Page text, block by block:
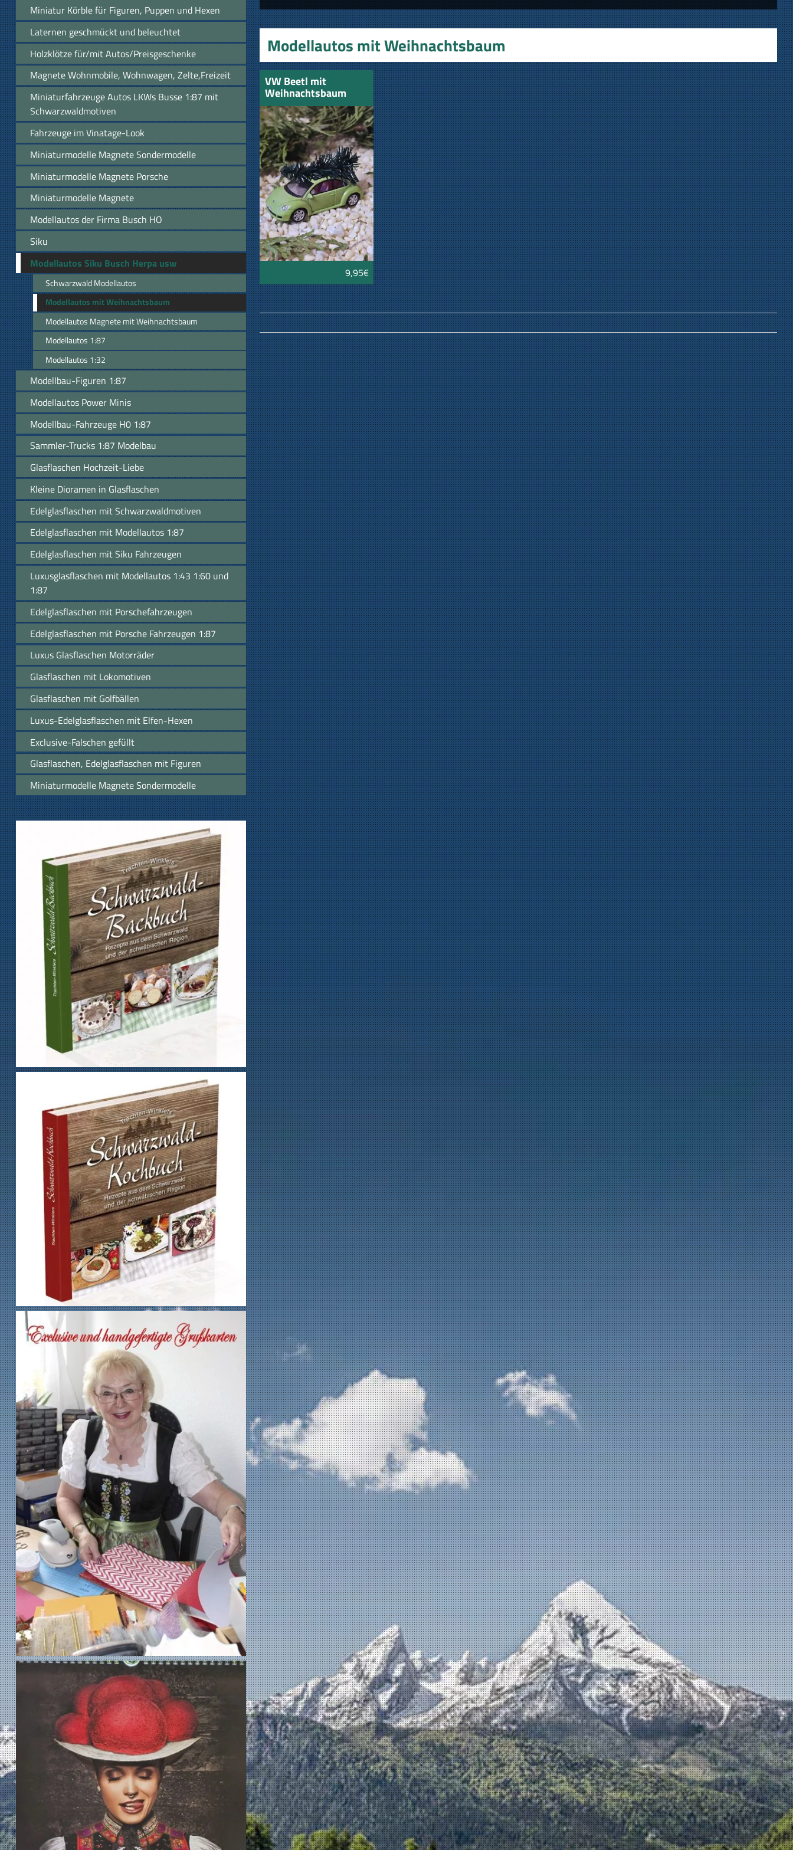
Miniatur Körble für Figuren, Puppen und Hexen
Laternen geschmückt und beleuchtet
Holzklötze für/mit Autos/Preisgeschenke
Magnete Wohnmobile, Wohnwagen, Zelte,Freizeit
Miniaturfahrzeuge Autos LKWs Busse 1:87 mit
Schwarzwaldmotiven
Fahrzeuge im Vinatage-Look
Miniaturmodelle Magnete Sondermodelle
Miniaturmodelle Magnete Porsche
Miniaturmodelle Magnete
Modellautos der Firma Busch HO
Siku
Modellautos Siku Busch Herpa usw
Schwarzwald Modellautos
Modellautos mit Weihnachtsbaum
Modellautos Magnete mit Weihnachtsbaum
Modellautos 1:87
Modellautos 1:32
Modellbau-Figuren 1:87
Modellautos Power Minis
Modellbau-Fahrzeuge H0 1:87
Sammler-Trucks 1:87 Modelbau
Glasflaschen Hochzeit-Liebe
Kleine Dioramen in Glasflaschen
Edelglasflaschen mit Schwarzwaldmotiven
Edelglasflaschen mit Modellautos 1:87
Edelglasflaschen mit Siku Fahrzeugen
Luxusglasflaschen mit Modellautos 1:43 1:60 und
1:87
Edelglasflaschen mit Porschefahrzeugen
Edelglasflaschen mit Porsche Fahrzeugen 1:87
Luxus Glasflaschen Motorräder
Glasflaschen mit Lokomotiven
Glasflaschen mit Golfbällen
Luxus-Edelglasflaschen mit Elfen-Hexen
Exclusive-Falschen gefüllt
Glasflaschen, Edelglasflaschen mit Figuren
Miniaturmodelle Magnete Sondermodelle
Modellautos mit Weihnachtsbaum
VW Beetl mit
Weihnachtsbaum
9,95€